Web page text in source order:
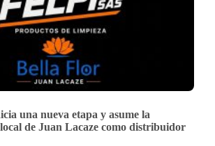
una nueva etapa y asume la
de Juan Lacaze como distribuidor